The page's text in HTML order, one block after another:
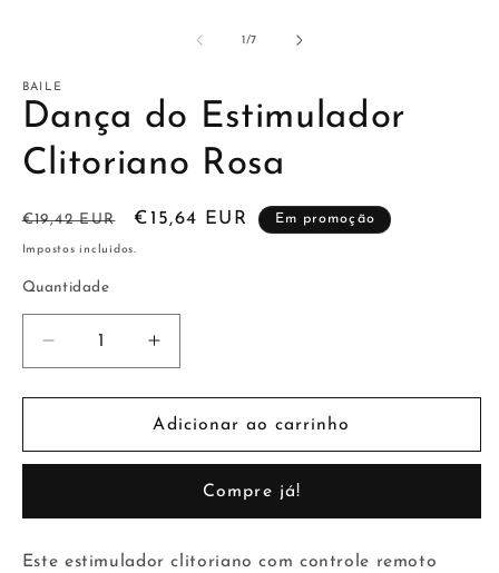
modal
1/de
7
BAILE
Dança do Estimulador
Clitoriano Rosa
Preço
normal
€19,42 EUR
Preço
€15,64 EUR Em promoção
Impostos incluídos.
Quantidade
Diminuir
a
quantidade
Dança
Clitoriano
Aumentar
a
quantidade
de
Dança
Estimulador
Clitoriano
Rosa
Adicionar ao carrinho
Compre já!
Este estimulador clitoriano com controle remoto